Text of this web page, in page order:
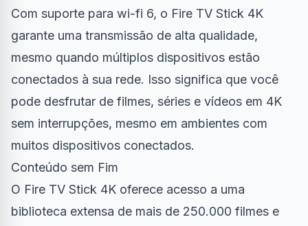
Com suporte para wi-fi 6, o Fire TV Stick 4K
garante uma transmissão de alta qualidade,
mesmo quando múltiplos dispositivos estão
conectados à sua rede. Isso significa que você
pode desfrutar de filmes, séries e vídeos em 4K
sem interrupções, mesmo em ambientes com
muitos dispositivos conectados.
Conteúdo sem Fim
O Fire TV Stick 4K oferece acesso a uma
biblioteca extensa de mais de 250.000 filmes e